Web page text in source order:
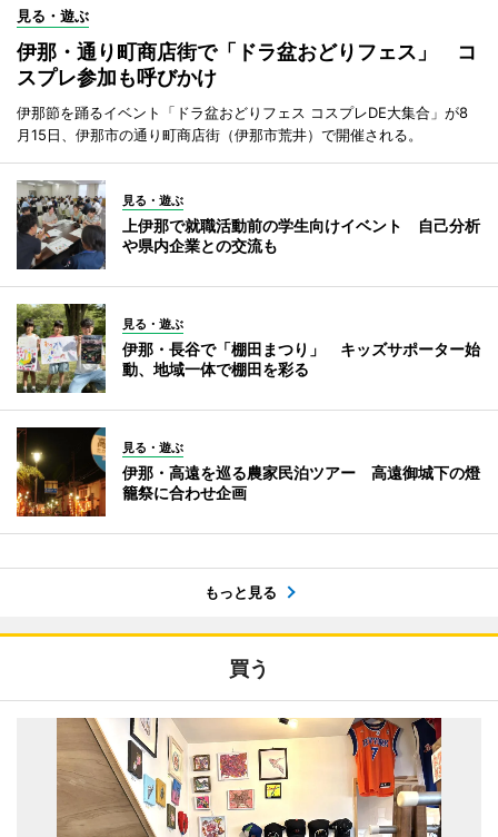
見る・遊ぶ
伊那・通り町商店街で「ドラ盆おどりフェス」 コ
スプレ参加も呼びかけ
伊那節を踊るイベント「ドラ盆おどりフェス コスプレDE大集合」が8
月15日、伊那市の通り町商店街（伊那市荒井）で開催される。
見る・遊ぶ
上伊那で就職活動前の学生向けイベント 自己分析
や県内企業との交流も
見る・遊ぶ
伊那・長谷で「棚田まつり」 キッズサポーター始
動、地域一体で棚田を彩る
見る・遊ぶ
伊那・高遠を巡る農家民泊ツアー 高遠御城下の燈
籠祭に合わせ企画
もっと見る
買う